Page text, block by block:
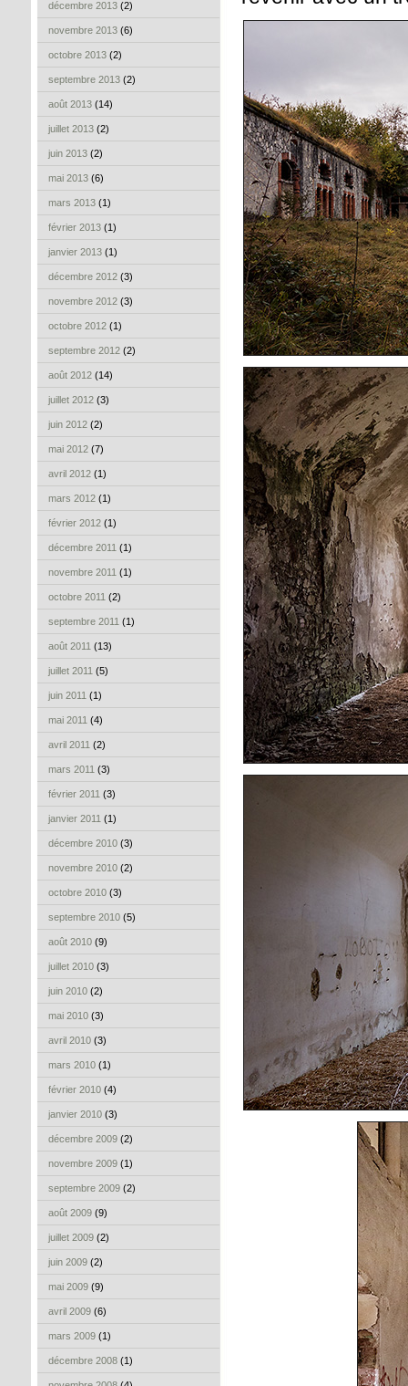
décembre 2013 (2)
novembre 2013 (6)
octobre 2013 (2)
septembre 2013 (2)
août 2013 (14)
juillet 2013 (2)
juin 2013 (2)
mai 2013 (6)
mars 2013 (1)
février 2013 (1)
janvier 2013 (1)
décembre 2012 (3)
novembre 2012 (3)
octobre 2012 (1)
septembre 2012 (2)
août 2012 (14)
juillet 2012 (3)
juin 2012 (2)
mai 2012 (7)
avril 2012 (1)
mars 2012 (1)
février 2012 (1)
décembre 2011 (1)
novembre 2011 (1)
octobre 2011 (2)
septembre 2011 (1)
août 2011 (13)
juillet 2011 (5)
juin 2011 (1)
mai 2011 (4)
avril 2011 (2)
mars 2011 (3)
février 2011 (3)
janvier 2011 (1)
décembre 2010 (3)
novembre 2010 (2)
octobre 2010 (3)
septembre 2010 (5)
août 2010 (9)
juillet 2010 (3)
juin 2010 (2)
mai 2010 (3)
avril 2010 (3)
mars 2010 (1)
février 2010 (4)
janvier 2010 (3)
décembre 2009 (2)
novembre 2009 (1)
septembre 2009 (2)
août 2009 (9)
juillet 2009 (2)
juin 2009 (2)
mai 2009 (9)
avril 2009 (6)
mars 2009 (1)
décembre 2008 (1)